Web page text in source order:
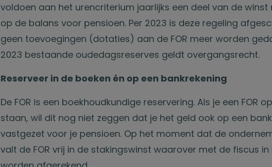
voldoen aan het urencriterium jaarlijks een deel van de
op de balans voor pensioen. Per 2023 is deze regeling
geen toevoegingen (dotaties) aan de FOR meer worden
2023 bestaande oudedagsreserves geldt overgangsrecht.
Reserveer in de boeken én op een bankrekening
De FOR is een boekhoudkundige reservering. Als je een FOR
staan, wil dit nog niet zeggen dat je het geld ook op een
vastgezet voor je pensioen. Op het moment dat de
valt de FOR vrij in de stakingswinst waarover met de fiscus